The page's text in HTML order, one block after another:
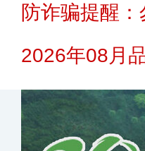
防诈骗提醒
2026年08月